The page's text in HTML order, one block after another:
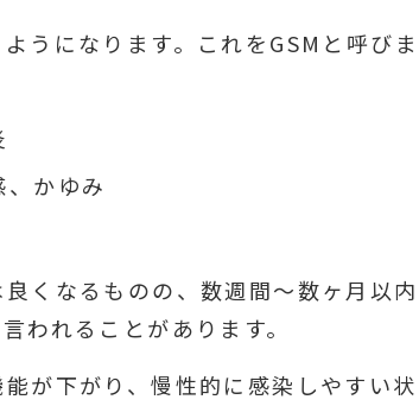
うになります。これをGSMと呼びま
かゆみ
くなるものの、数週間～数ヶ月以内
われることがあります。
が下がり、慢性的に感染しやすい状